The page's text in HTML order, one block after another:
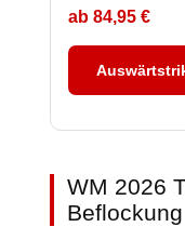
ab 84,95 €
WM 2026